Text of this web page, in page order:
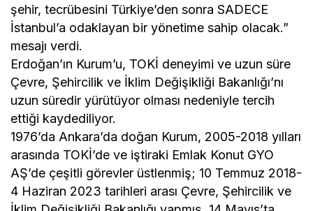
şehir, tecrübesini Türkiye’den sonra SADECE
İstanbul’a odaklayan bir yönetime sahip olacak.”
mesajı verdi.
Erdoğan’ın Kurum’u, TOKİ deneyimi ve uzun süre
Çevre, Şehircilik ve İklim Değişikliği Bakanlığı’nı
uzun süredir yürütüyor olması nedeniyle tercih
ettiği kaydediliyor.
1976’da Ankara’da doğan Kurum, 2005-2018 yılları
arasında TOKİ’de ve iştiraki Emlak Konut GYO
AŞ’de çeşitli görevler üstlenmiş; 10 Temmuz 2018-
4 Haziran 2023 tarihleri arası Çevre, Şehircilik ve